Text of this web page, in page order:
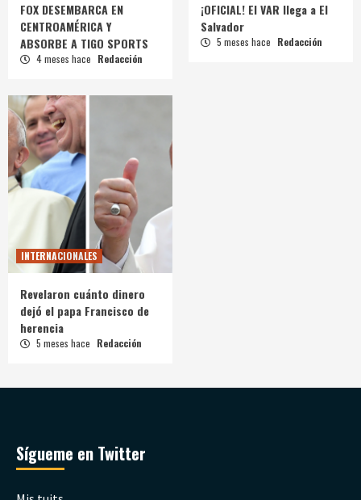
FOX DESEMBARCA EN
CENTROAMÉRICA Y
ABSORBE A TIGO SPORTS
4 meses hace Redacción
¡OFICIAL! El VAR llega a El
Salvador
5 meses hace Redacción
INTERNACIONALES
Revelaron cuánto dinero
dejó el papa Francisco de
herencia
5 meses hace Redacción
Sígueme en Twitter